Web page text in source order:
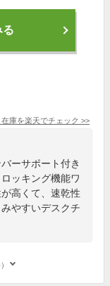
る
庫を楽天でチェック >>
ーサポート付き
ッキング機能ワ
高くて、速乾性
やすいデスクチ